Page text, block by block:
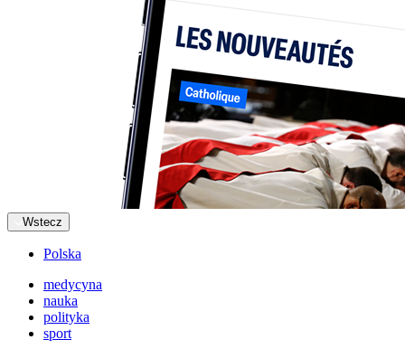
Wstecz
Polska
medycyna
nauka
polityka
sport